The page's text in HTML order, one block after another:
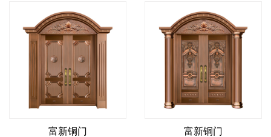
富新铜门 富新铜门